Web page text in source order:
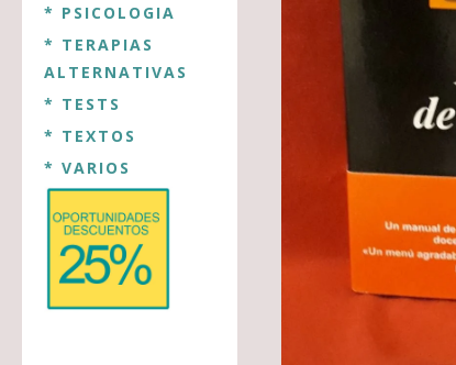
* PSICOLOGIA
* TERAPIAS
ALTERNATIVAS
* TESTS
* TEXTOS
* VARIOS